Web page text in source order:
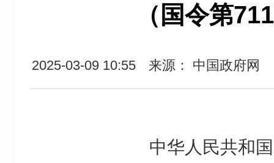
（国令第
2025-03-09 10:55 来源： 中国政府网
中华人民共和